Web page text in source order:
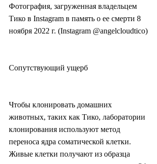
Фотография, загруженная владельцем
Тико в Instagram в память о ее смерти 8
ноября 2022 г. (Instagram @angelcloudtico)
Сопутствующий ущерб
Чтобы клонировать домашних
животных, таких как Тико, лаборатории
клонирования используют метод
переноса ядра соматической клетки.
Живые клетки получают из образца